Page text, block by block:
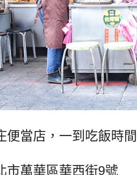
便當店，一到吃飯時
市萬華區華西街9號